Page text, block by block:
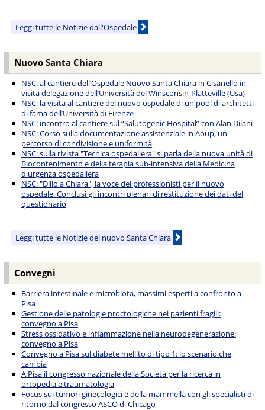
Leggi tutte le Notizie dall'Ospedale
Nuovo Santa Chiara
NSC: al cantiere dell’Ospedale Nuovo Santa Chiara in Cisanello in
visita delegazione dell’Università del Winsconsin-Platteville (Usa)
NSC: la visita al cantiere del nuovo ospedale di un pool di architetti
di fama dell’Università di Firenze
NSC: incontro al cantiere sul “Salutogenic Hospital” con Alan Dilani
NSC: Corso sulla documentazione assistenziale in Aoup, un
percorso di condivisione e uniformità
NSC: sulla rivista "Tecnica ospedaliera" si parla della nuova unità di
Biocontenimento e della terapia sub-intensiva della Medicina
d'urgenza ospedaliera
NSC: "Dillo a Chiara", la voce dei professionisti per il nuovo
ospedale. Conclusi gli incontri plenari di restituzione dei dati del
questionario
Leggi tutte le Notizie del nuovo Santa Chiara
Convegni
Barriera intestinale e microbiota, massimi esperti a confronto a
Pisa
Gestione delle patologie proctologiche nei pazienti fragili:
convegno a Pisa
Stress ossidativo e infiammazione nella neurodegenerazione:
convegno a Pisa
Convegno a Pisa sul diabete mellito di tipo 1: lo scenario che
cambia
A Pisa il congresso nazionale della Società per la ricerca in
ortopedia e traumatologia
Focus sui tumori ginecologici e della mammella con gli specialisti di
ritorno dal congresso ASCO di Chicago